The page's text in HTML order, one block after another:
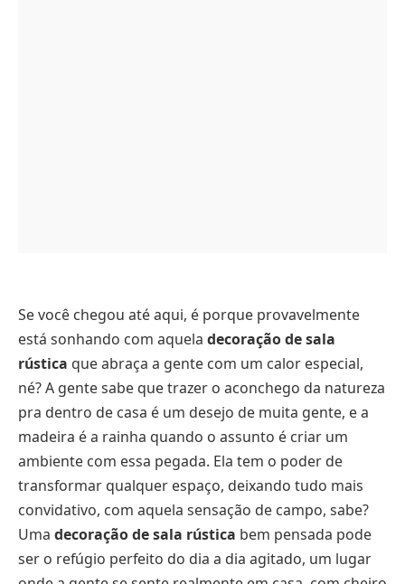
Se você chegou até aqui, é porque provavelmente
está sonhando com aquela decoração de sala
rústica que abraça a gente com um calor especial,
né? A gente sabe que trazer o aconchego da natureza
pra dentro de casa é um desejo de muita gente, e a
madeira é a rainha quando o assunto é criar um
ambiente com essa pegada. Ela tem o poder de
transformar qualquer espaço, deixando tudo mais
convidativo, com aquela sensação de campo, sabe?
Uma decoração de sala rústica bem pensada pode
ser o refúgio perfeito do dia a dia agitado, um lugar